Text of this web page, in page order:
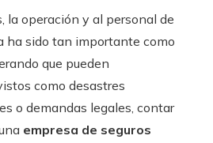
la operación y al personal de
ha sido tan importante como
que pueden
como desastres
o demandas legales, contar
empresa de seguros